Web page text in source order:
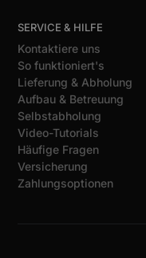
SERVICE & HILFE
Kontaktiere uns
So funktioniert's
Lieferung & Abholung
Aufbau & Betreuung
Selbstabholung
Video-Tutorials
Häufige Fragen
Versicherung
Zahlungsoptionen